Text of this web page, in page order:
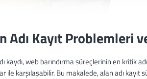
Adı Kayıt Problemleri
kaydı, web barındırma süreçlerinin en kritik
ile karşılaşabilir. Bu makalede, alan adı